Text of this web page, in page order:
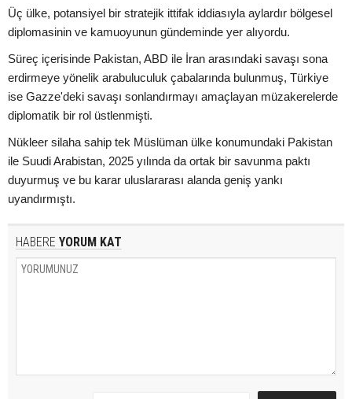
Üç ülke, potansiyel bir stratejik ittifak iddiasıyla aylardır bölgesel
diplomasinin ve kamuoyunun gündeminde yer alıyordu.
Süreç içerisinde Pakistan, ABD ile İran arasındaki savaşı sona
erdirmeye yönelik arabuluculuk çabalarında bulunmuş, Türkiye
ise Gazze'deki savaşı sonlandırmayı amaçlayan müzakerelerde
diplomatik bir rol üstlenmişti.
Nükleer silaha sahip tek Müslüman ülke konumundaki Pakistan
ile Suudi Arabistan, 2025 yılında da ortak bir savunma paktı
duyurmuş ve bu karar uluslararası alanda geniş yankı
uyandırmıştı.
HABERE YORUM KAT